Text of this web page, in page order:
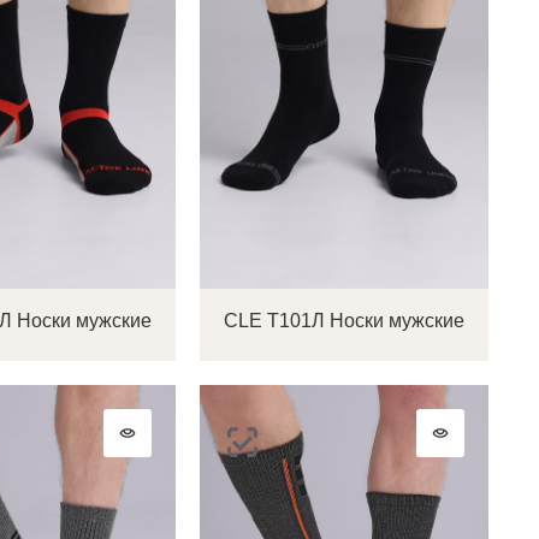
Носки мужские CLE Т101Л Носки мужские